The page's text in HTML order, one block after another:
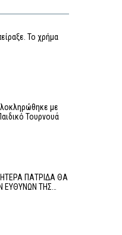
Το χρήμα
με
Τουρνουά
ΠΑΤΡΙΔΑ ΘΑ
ΕΥΘΥΝΩΝ ΤΗΣ…